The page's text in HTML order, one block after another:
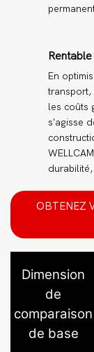
En
transport,
les coûts
s'agisse
OBTENEZ
Dimension
de
comparaison
de base